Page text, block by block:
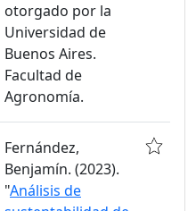
otorgado por la
Universidad de
Buenos Aires.
Facultad de
Agronomía.
Fernández,
Benjamín. (2023).
"Análisis de